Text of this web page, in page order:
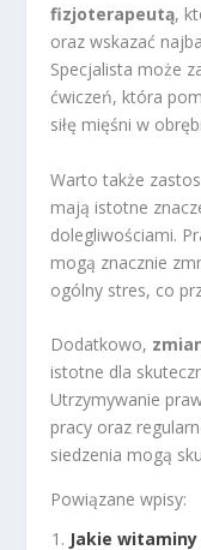
fizjoterapeutą,
oraz wskazać
Specjalista może
ćwiczeń, która
siłę mięśni w
Warto także
mają istotne
dolegliwościami.
mogą znacznie
ogólny stres, co
Dodatkowo,
istotne dla
Utrzymywanie
pracy oraz
siedzenia mogą
Powiązane wpisy:
Jakie